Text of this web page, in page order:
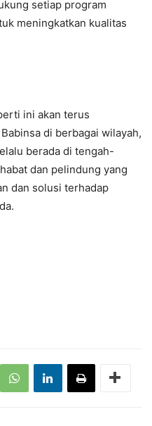
setiap program
meningkatkan kualitas
ini akan terus
di berbagai wilayah,
berada di tengah-
dan pelindung yang
dan solusi terhadap